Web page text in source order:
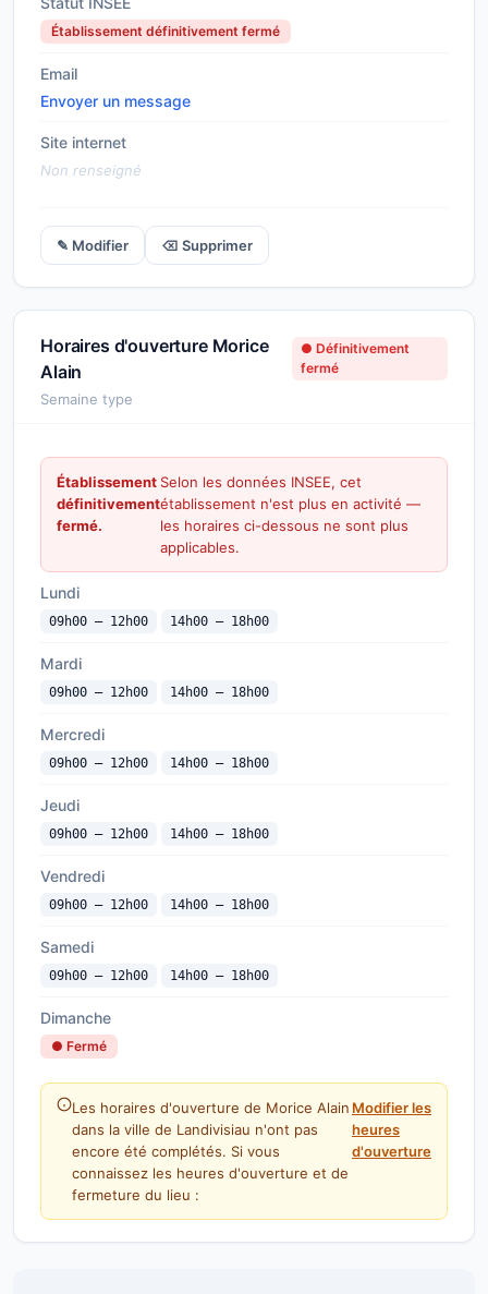
Établissement définitivement fermé
Email
Envoyer un message
Site internet
Non renseigné
✎ Modifier ⌫ Supprimer
Horaires d'ouverture Morice
Alain
● Définitivement
fermé
Semaine type
Établissement
définitivement
fermé.
Selon les données INSEE, cet
établissement n'est plus en activité —
les horaires ci-dessous ne sont plus
applicables.
Lundi
09h00 — 12h00 14h00 — 18h00
Mardi
09h00 — 12h00 14h00 — 18h00
Mercredi
09h00 — 12h00 14h00 — 18h00
Jeudi
09h00 — 12h00 14h00 — 18h00
Vendredi
09h00 — 12h00 14h00 — 18h00
Samedi
09h00 — 12h00 14h00 — 18h00
Dimanche
● Fermé
Les horaires d'ouverture de Morice Alain
dans la ville de Landivisiau n'ont pas
encore été complétés. Si vous
connaissez les heures d'ouverture et de
fermeture du lieu :
Modifier les
heures
d'ouverture